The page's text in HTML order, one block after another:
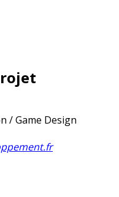
/ Game Design